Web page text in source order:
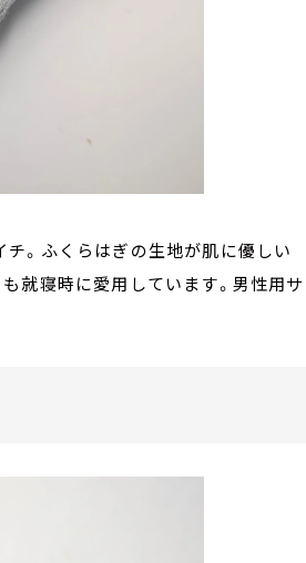
。ふくらはぎの生地が肌に優しい
就寝時に愛用しています。男性用サ